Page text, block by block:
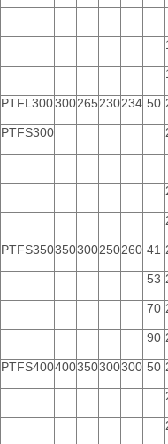
PTFL300300265230234 50
PTFS300
PTFS350350300250260 41
53
70
90
PTFS400400350300300 50